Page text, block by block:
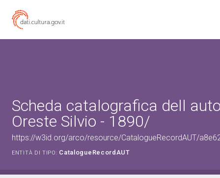
Scheda catalografica dell
Oreste Silvio - 1890/
https://w3id.org/arco/resource/CatalogueRecordAUT/
ENTITÀ DI TIPO: CatalogueRecordAUT